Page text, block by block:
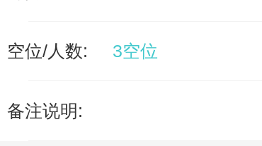
空位/人数: 3空位
备注说明: